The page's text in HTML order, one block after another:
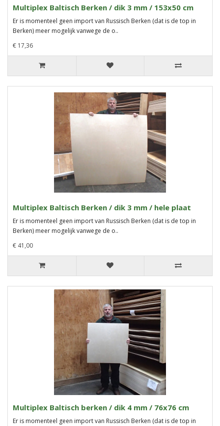
Multiplex Baltisch Berken / dik 3 mm / 153x50 cm
Er is momenteel geen import van Russisch Berken (dat is de top in
Berken) meer mogelijk vanwege de o..
€ 17,36
Multiplex Baltisch Berken / dik 3 mm / hele plaat
Er is momenteel geen import van Russisch Berken (dat is de top in
Berken) meer mogelijk vanwege de o..
€ 41,00
Multiplex Baltisch berken / dik 4 mm / 76x76 cm
Er is momenteel geen import van Russisch Berken (dat is de top in